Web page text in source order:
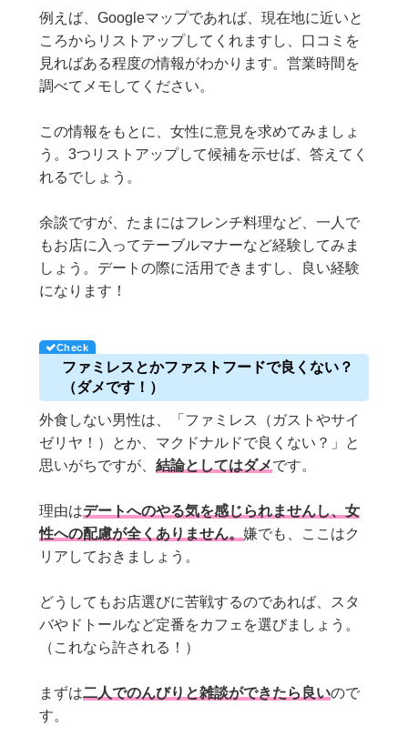
例えば、Googleマップであれば、現在地に近いと
ころからリストアップしてくれますし、口コミを
見ればある程度の情報がわかります。営業時間を
調べてメモしてください。
この情報をもとに、女性に意見を求めてみましょ
う。3つリストアップして候補を示せば、答えてく
れるでしょう。
余談ですが、たまにはフレンチ料理など、一人で
もお店に入ってテーブルマナーなど経験してみま
しょう。デートの際に活用できますし、良い経験
になります！
ファミレスとかファストフードで良くない？
（ダメです！）
外食しない男性は、「ファミレス（ガストやサイ
ゼリヤ！）とか、マクドナルドで良くない？」と
思いがちですが、結論としてはダメです。
理由はデートへのやる気を感じられませんし、女
性への配慮が全くありません。嫌でも、ここはク
リアしておきましょう。
どうしてもお店選びに苦戦するのであれば、スタ
バやドトールなど定番をカフェを選びましょう。
（これなら許される！）
まずは二人でのんびりと雑談ができたら良いので
す。